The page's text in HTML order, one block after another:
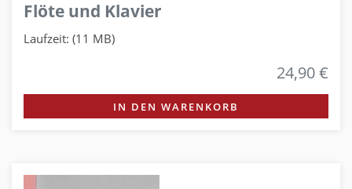
Flöte und Klavier
Laufzeit: (11 MB)
24,90 €
IN DEN WARENKORB